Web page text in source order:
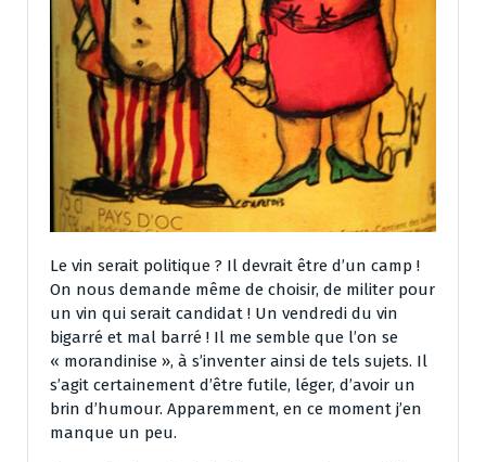
Le vin serait politique ? Il devrait être d’un camp !
On nous demande même de choisir, de militer pour
un vin qui serait candidat ! Un vendredi du vin
bigarré et mal barré ! Il me semble que l’on se
« morandinise », à s’inventer ainsi de tels sujets. Il
s’agit certainement d’être futile, léger, d’avoir un
brin d’humour. Apparemment, en ce moment j’en
manque un peu.